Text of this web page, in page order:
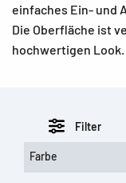
einfaches Ein- und
Die Oberfläche ist
hochwertigen Look.
Filter
Farbe